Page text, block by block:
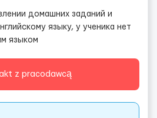
домашних заданий и
языку, у ученика нет
языком
z pracodawcą